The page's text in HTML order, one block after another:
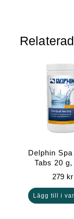
Delphin
Tabs 20
279 kr
Lägg till i